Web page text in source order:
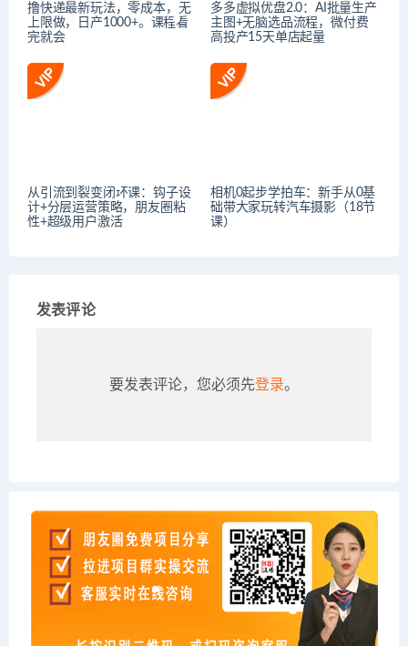
撸快递最新玩法，零成本，无
上限做，日产1000+。课程看
完就会
多多虚拟优盘2.0：AI批量生产
主图+无脑选品流程，微付费
高投产15天单店起量
从引流到裂变闭环课：钩子设
计+分层运营策略，朋友圈粘
性+超级用户激活
相机0起步学拍车：新手从0基
础带大家玩转汽车摄影（18节
课）
发表评论
要发表评论，您必须先登录。